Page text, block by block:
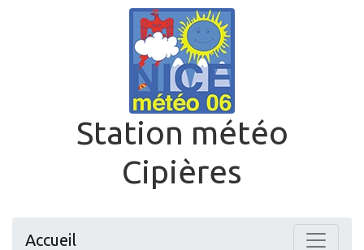
Station météo
Cipières
Accueil